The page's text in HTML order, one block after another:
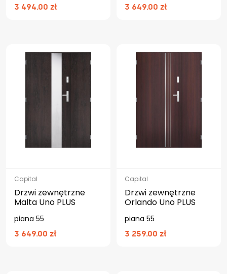
3 494.00 zł 3 649.00 zł
Capital
Drzwi zewnętrzne
Malta Uno PLUS
piana 55
3 649.00 zł
Capital
Drzwi zewnętrzne
Orlando Uno PLUS
piana 55
3 259.00 zł